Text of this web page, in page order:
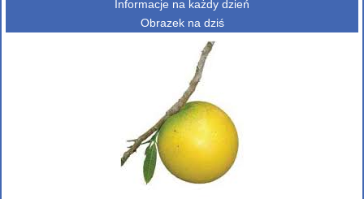
Informacje na każdy dzień
Obrazek na dziś